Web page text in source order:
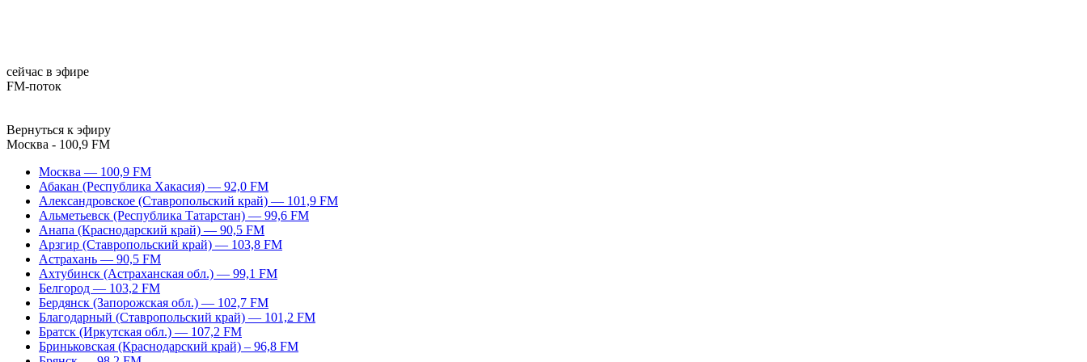
сейчас в эфире
FM-поток
Вернуться к эфиру
Москва - 100,9 FM
Москва — 100,9 FM
Абакан (Республика Хакасия) — 92,0 FM
Александровское (Ставропольский край) — 101,9 FM
Альметьевск (Республика Татарстан) — 99,6 FM
Анапа (Краснодарский край) — 90,5 FM
Арзгир (Ставропольский край) — 103,8 FM
Астрахань — 90,5 FM
Ахтубинск (Астраханская обл.) — 99,1 FM
Белгород — 103,2 FM
Бердянск (Запорожская обл.) — 102,7 FM
Благодарный (Ставропольский край) — 101,2 FM
Братск (Иркутская обл.) — 107,2 FM
Бриньковская (Краснодарский край) – 96,8 FM